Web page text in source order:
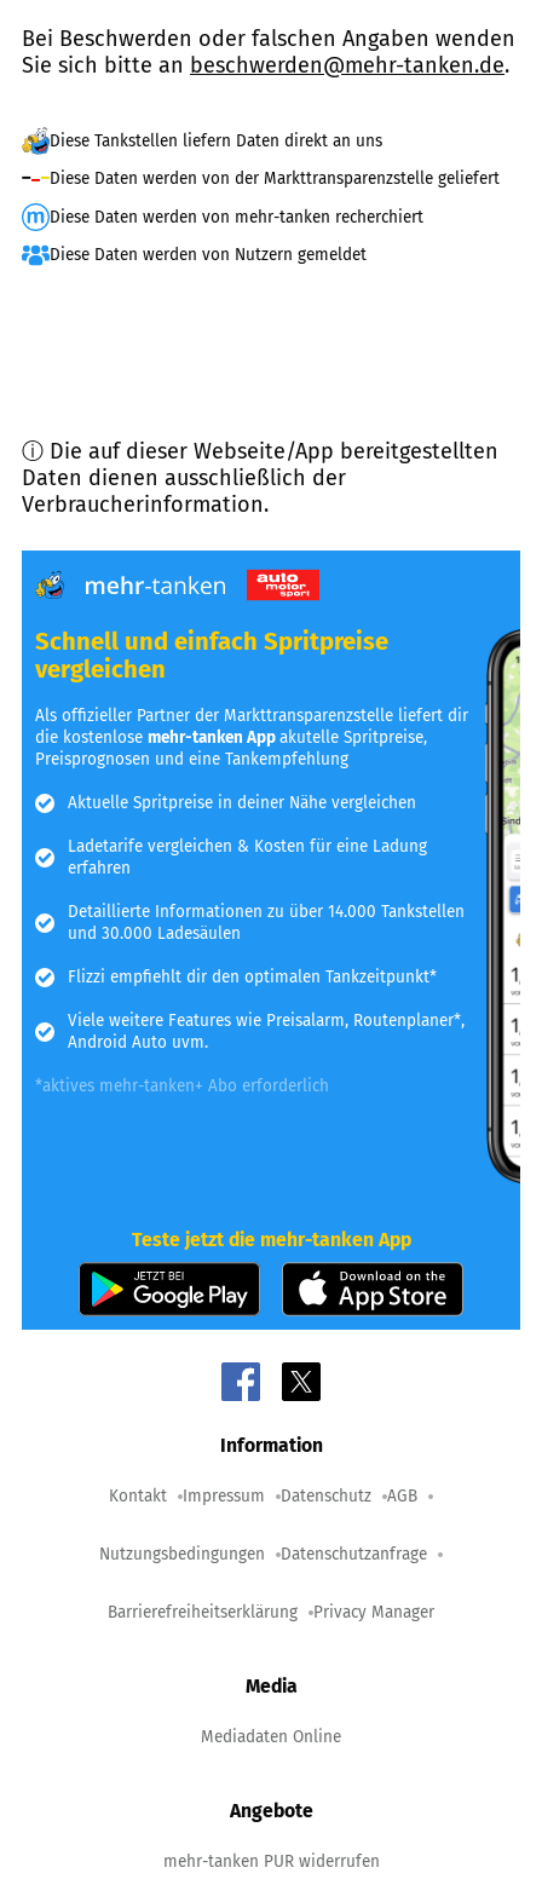
Bei Beschwerden oder falschen Angaben wenden
Sie sich bitte an beschwerden@mehr-tanken.de.
Diese Tankstellen liefern Daten direkt an uns
Diese Daten werden von der Markttransparenzstelle geliefert
Diese Daten werden von mehr-tanken recherchiert
Diese Daten werden von Nutzern gemeldet
ⓘ Die auf dieser Webseite/App bereitgestellten
Daten dienen ausschließlich der
Verbraucherinformation.
Schnell und einfach Spritpreise
vergleichen
Als offizieller Partner der Markttransparenzstelle liefert dir
die kostenlosemehr-tanken Appakutelle Spritpreise,
Preisprognosen und eine Tankempfehlung
Aktuelle Spritpreise in deiner Nähe vergleichen
Ladetarife vergleichen & Kosten für eine Ladung
erfahren
Detaillierte Informationen zu über 14.000 Tankstellen
und 30.000 Ladesäulen
Flizzi empfiehlt dir den optimalen Tankzeitpunkt*
Viele weitere Features wie Preisalarm, Routenplaner*,
Android Auto uvm.
*aktives mehr-tanken+ Abo erforderlich
Teste jetzt die mehr-tanken App
Information
Kontakt Impressum Datenschutz AGB
Nutzungsbedingungen Datenschutzanfrage
Barrierefreiheitserklärung Privacy Manager
Media
Mediadaten Online
Angebote
mehr-tanken PUR widerrufen